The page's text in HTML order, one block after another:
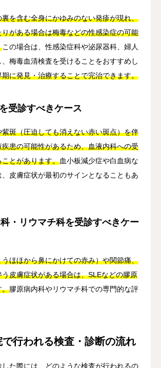
を含む全身にかゆみのない発疹が現れ、
がある場合は梅毒などの性感染症の可能
この場合は、性感染症科や泌尿器科、婦人
梅毒血清検査を受けることをおすすめし
期に発見・治療することで完治できます。
受診すべきケース
斑（圧迫しても消えない赤い斑点）を伴
患の可能性があるため、血液内科への受
とがあります。血小板減少症や白血病な
、皮膚症状が最初のサインとなることもあ
・リウマチ科を受診すべきケー
ほほから鼻にかけての赤み）や関節痛、
皮膚症状がある場合は、SLEなどの膠原
。膠原病内科やリウマチ科での専門的な評
行われる検査・診断の流れ
した際には、どのような検査が行われるの